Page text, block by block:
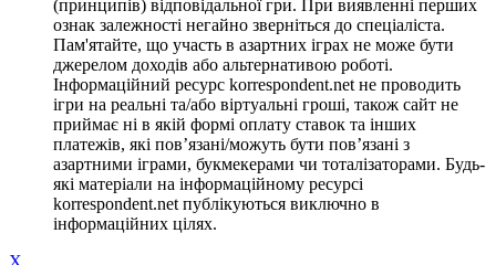
(принципів) відповідальної гри. При виявленні перших
ознак залежності негайно зверніться до спеціаліста.
Пам'ятайте, що участь в азартних іграх не може бути
джерелом доходів або альтернативою роботі.
Інформаційний ресурс korrespondent.net не проводить
ігри на реальні та/або віртуальні гроші, також сайт не
приймає ні в якій формі оплату ставок та інших
платежів, які пов’язані/можуть бути пов’язані з
азартними іграми, букмекерами чи тоталізаторами. Будь-
які матеріали на інформаційному ресурсі
korrespondent.net публікуються виключно в
інформаційних цілях.
X